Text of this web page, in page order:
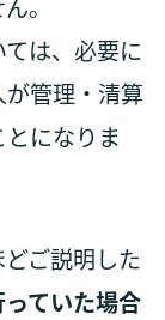
。
は、必要に
管理・清算
になりま
ご説明した
っていた場合